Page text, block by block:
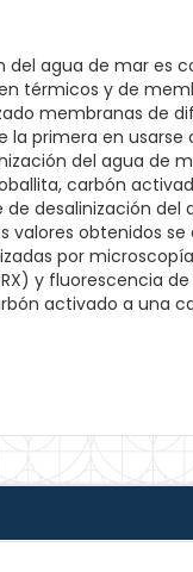
del agua de mar es
térmicos y de
membranas de
primera en usarse
del agua de
carbón
desalinización del
valores obtenidos
por
y fluorescencia de
activado a una